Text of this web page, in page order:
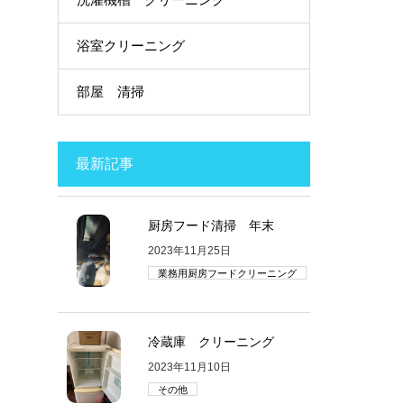
浴室クリーニング
部屋 清掃
最新記事
厨房フード清掃 年末
2023年11月25日
業務用厨房フードクリーニング
冷蔵庫 クリーニング
2023年11月10日
その他